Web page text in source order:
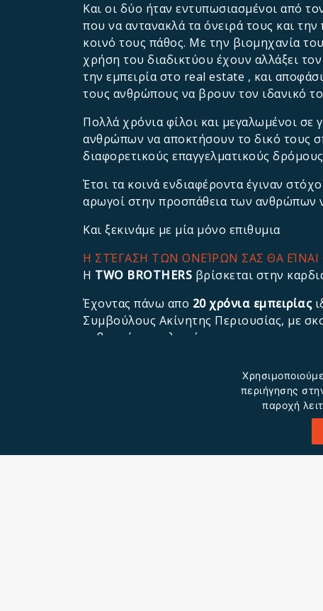
περιήγησης
παροχή
Και οι δύο ήταν εντυπωσιασμένοι από
που να αντανακλά τα όνειρά τους και
κοινό τους πάθος. Με την βιομηχανία
χρήση του διαδικτύου έχουν αλλάξει
την εμπειρία στο real estate , και
τους ανθρώπους να βρουν τον ιδανικό
Πολλά χρόνια φίλοι και μεγαλωμένοι σε
ανθρώπων να αποκτήσουν το δικό τους
διαφορετικούς επαγγελματικούς
Έτσι τα κοινά ενδιαφέροντα έγιναν
αρωγοί στην προσπάθεια των ανθρώπων
Και ξεκινάμε με μία μόνο επιθυμια
Η ΣΤΈΓΑΣΗ ΤΩΝ ΟΝΕΊΡΩΝ ΣΑΣ ΘΑ ΕΊΝΑΙ
Η TWO BROTHERS βρίσκεται στην
Έχοντας πάνω απο 20 χρόνια εμπειρίας
Συμβούλους Ακίνητης Περιουσίας, με
σεβασμό και ειλικρίνεια.
Πώληση και Εκμίσθωση Ακίνητης
Υπηρεσίες Φωτογράφισης και